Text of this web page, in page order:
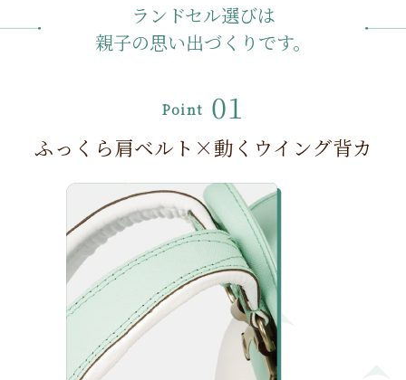
ランドセル選びは
親子の思い出づくりです。
Point 01
ふっくら肩ベルト×動くウイング背カ